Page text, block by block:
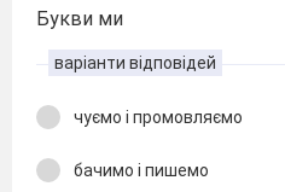
Букви ми
варіанти відповідей
чуємо і промовляємо
бачимо і пишемо